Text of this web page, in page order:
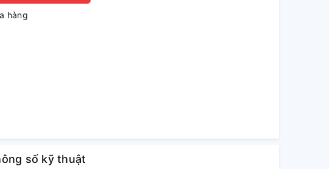
hàng
số kỹ thuật